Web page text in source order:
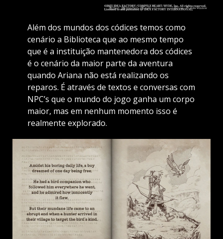
Além dos mundos dos códices temos como
cenário a Biblioteca que ao mesmo tempo
que é a instituição mantenedora dos códices
é o cenário da maior parte da aventura
quando Ariana não está realizando os
reparos. É através de textos e conversas com
NPC’s que o mundo do jogo ganha um corpo
maior, mas em nenhum momento isso é
realmente explorado.